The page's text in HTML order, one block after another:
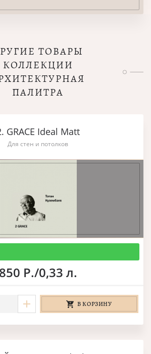
ТОВАРЫ
КОЛЛЕКЦИИ
ПАЛИТРА
GRACE Ideal Matt
Для стен и потолков
850 Р./0,33 л.
В КОРЗИНУ